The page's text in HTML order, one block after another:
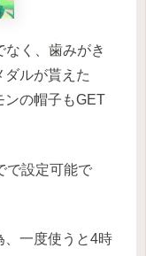
なく、歯みがき
ルが貰えた
ンの帽子もGET
で設定可能で
、一度使うと4時